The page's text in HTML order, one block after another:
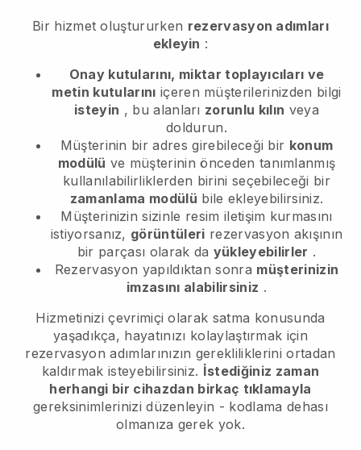
Bir hizmet oluştururken rezervasyon adımları
ekleyin :
Onay kutularını, miktar toplayıcıları ve
metin kutularını içeren müşterilerinizden bilgi
isteyin , bu alanları zorunlu kılın veya
doldurun.
Müşterinin bir adres girebileceği bir konum
modülü ve müşterinin önceden tanımlanmış
kullanılabilirliklerden birini seçebileceği bir
zamanlama modülü bile ekleyebilirsiniz.
Müşterinizin sizinle resim iletişim kurmasını
istiyorsanız, görüntüleri rezervasyon akışının
bir parçası olarak da yükleyebilirler .
Rezervasyon yapıldıktan sonra müşterinizin
imzasını alabilirsiniz .
Hizmetinizi çevrimiçi olarak satma konusunda
yaşadıkça, hayatınızı kolaylaştırmak için
rezervasyon adımlarınızın gerekliliklerini ortadan
kaldırmak isteyebilirsiniz. İstediğiniz zaman
herhangi bir cihazdan birkaç tıklamayla
gereksinimlerinizi düzenleyin - kodlama dehası
olmanıza gerek yok.